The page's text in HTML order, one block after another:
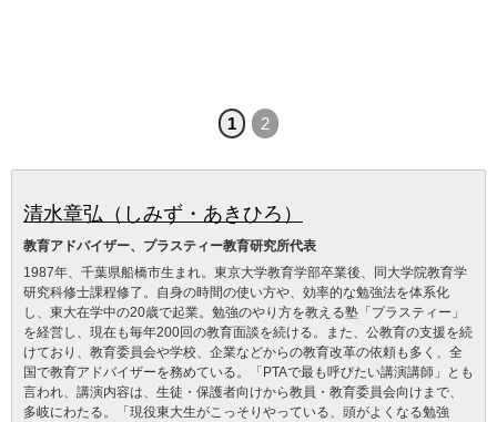
1 2
清水章弘（しみず・あきひろ）
教育アドバイザー、プラスティー教育研究所代表
1987年、千葉県船橋市生まれ。東京大学教育学部卒業後、同大学院教育学
研究科修士課程修了。自身の時間の使い方や、効率的な勉強法を体系化
し、東大在学中の20歳で起業。勉強のやり方を教える塾「プラスティー」
を経営し、現在も毎年200回の教育面談を続ける。また、公教育の支援を続
けており、教育委員会や学校、企業などからの教育改革の依頼も多く、全
国で教育アドバイザーを務めている。「PTAで最も呼びたい講演講師」とも
言われ、講演内容は、生徒・保護者向けから教員・教育委員会向けまで、
多岐にわたる。「現役東大生がこっそりやっている、頭がよくなる勉強